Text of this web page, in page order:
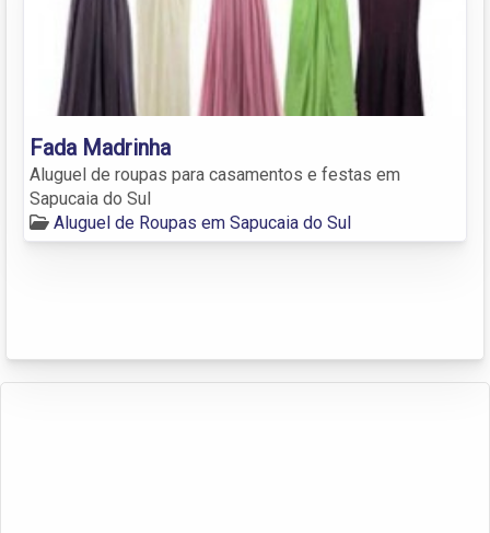
Fada Madrinha
Aluguel de roupas para casamentos e festas em
Sapucaia do Sul
Aluguel de Roupas em Sapucaia do Sul